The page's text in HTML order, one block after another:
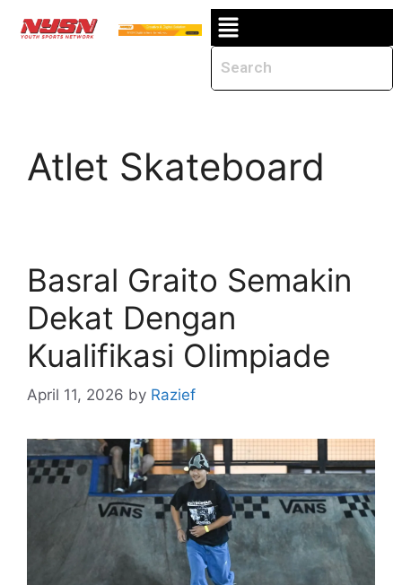
Atlet Skateboard
Basral Graito Semakin
Dekat Dengan
Kualifikasi Olimpiade
April 11, 2026 by Razief